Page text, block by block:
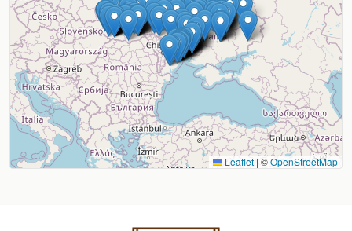
Львів, Гіпермаркет Епіцентр
Львів, вул. Хмельницького, 188-А
08:00-21:00
Коломия, Гіпермаркет Епіцентр
Коломия, вул. Карпатська, 184
08:00-21:00
Київ, Гіпермаркет Епіцентр
Leaflet | ©OpenStreetMap